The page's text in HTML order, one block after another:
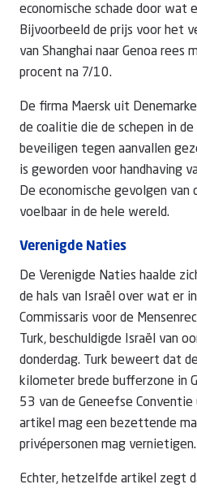
economische schade door wat
Bijvoorbeeld de prijs voor het
van Shanghai naar Genoa
procent na 7/10.
De firma Maersk uit
de coalitie die de schepen in
beveiligen tegen aanvallen
is geworden voor handhaving
De economische gevolgen van
voelbaar in de hele wereld.
Verenigde Naties
De Verenigde Naties haalde
de hals van Israël over wat er
Commissaris voor de
Turk, beschuldigde Israël van
donderdag. Turk beweert dat
kilometer brede bufferzone in
53 van de Geneefse
artikel mag een bezettende
privépersonen mag vernietigen.
Echter, hetzelfde artikel zegt